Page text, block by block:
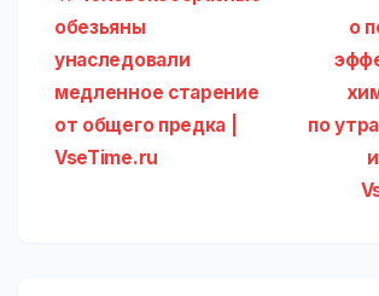
по
записям
о
по
обезьяны
унаследовали
медленное старение
от общего предка |
VseTime.ru